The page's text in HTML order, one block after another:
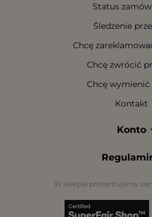
Status
Śledzenie
Chcę
Chcę zwrócić
Chcę
Kontakt
Konto
W sklepie prezentujemy